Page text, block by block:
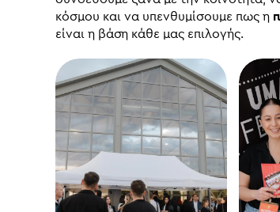
κόσμου και να υπενθυμίσουμε πως η
είναι η βάση κάθε μας επιλογής.